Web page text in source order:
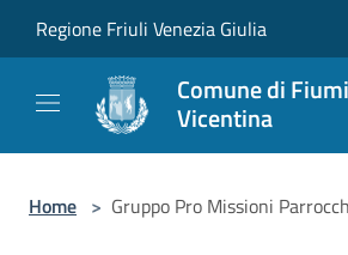
Regione Friuli Venezia Giulia
Comune di
Vicentina
Home > Gruppo Pro Missioni